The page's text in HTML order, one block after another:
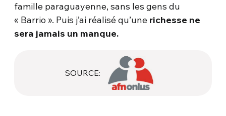
famille paraguayenne, sans les gens du
« Barrio ». Puis j’ai réalisé qu’une richesse ne
sera jamais un manque.
SOURCE: